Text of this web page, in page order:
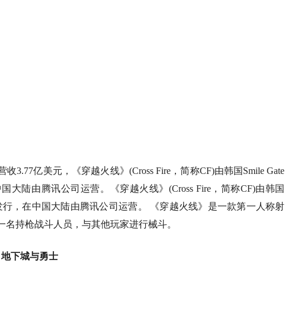
亿美元，《穿越火线》(Cross Fire，简称CF)由韩国Smile Gate
大陆由腾讯公司运营。《穿越火线》(Cross Fire，简称CF)由韩国
行，在中国大陆由腾讯公司运营。 《穿越火线》是一款第一人称射
持枪战斗人员，与其他玩家进行械斗。
下城与勇士